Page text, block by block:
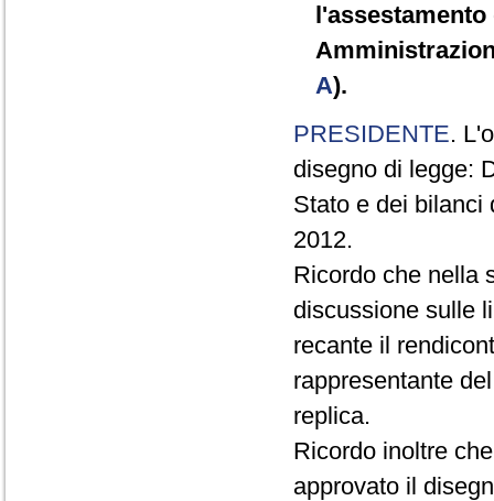
A).
PRESIDENTE.
disegno di legge:
Stato e dei bilanci
2012.
Ricordo che nella
discussione sulle
recante il
rappresentante
replica.
Ricordo inoltre
approvato il